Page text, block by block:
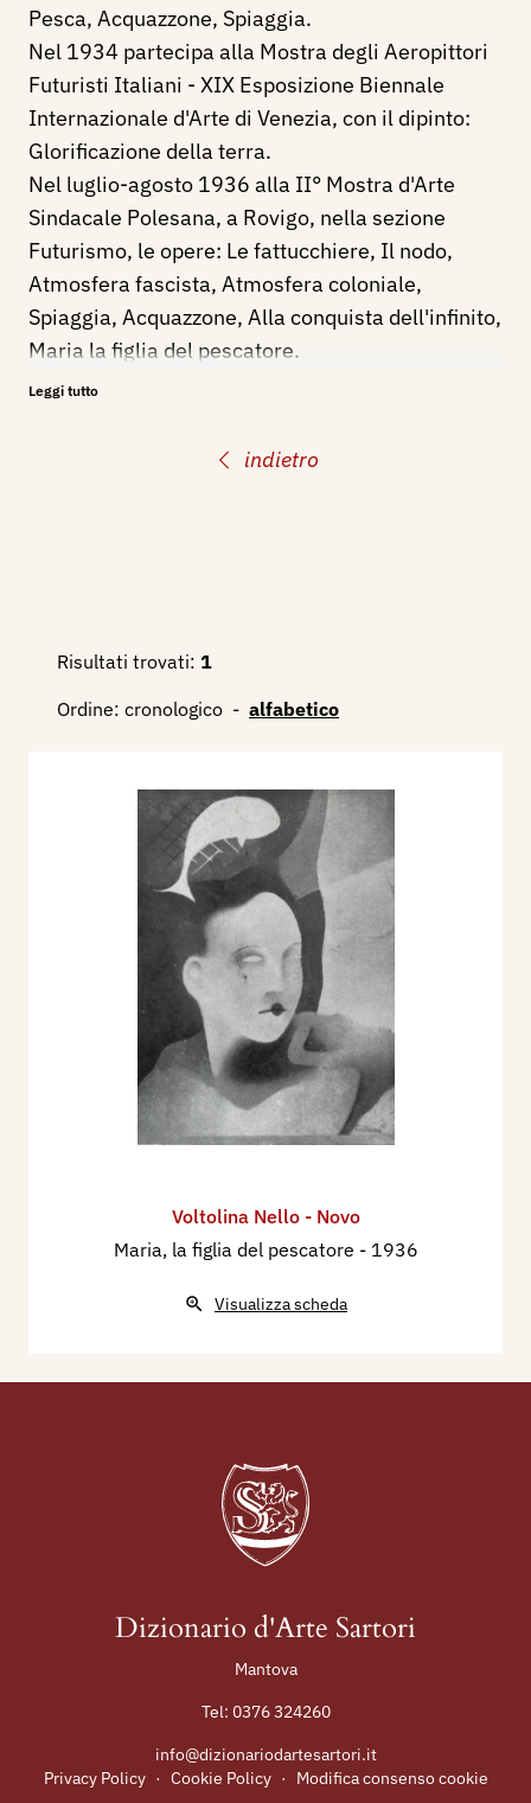
indietro
Pesca, Acquazzone, Spiaggia.
Nel 1934 partecipa alla Mostra degli Aeropittori
Futuristi Italiani - XIX Esposizione Biennale
Internazionale d'Arte di Venezia, con il dipinto:
Glorificazione della terra.
Nel luglio-agosto 1936 alla II° Mostra d'Arte
Sindacale Polesana, a Rovigo, nella sezione
Futurismo, le opere: Le fattucchiere, Il nodo,
Atmosfera fascista, Atmosfera coloniale,
Spiaggia, Acquazzone, Alla conquista dell'infinito,
Maria la figlia del pescatore.
1933 - III^ Settimana Mantovana, Mostre d'Arte
Venezia, catalogo mostra, p. 178.
catalogo mostra, Rovigo, Stab. Grafico "Il
Leggi tutto
Risultati trovati: 1
Ordine: cronologico - alfabetico
Voltolina Nello - Novo
Maria, la figlia del pescatore - 1936
Visualizza scheda
Dizionario d'Arte Sartori
Mantova
Tel: 0376 324260
info@dizionariodartesartori.it
Privacy Policy · Cookie Policy · Modifica consenso cookie